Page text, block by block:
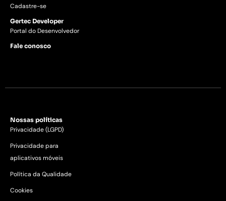
Cadastre-se
Gertec Developer
Portal do Desenvolvedor
Fale conosco
Nossas políticas
Privacidade (LGPD)
Privacidade para
aplicativos móveis
Política da Qualidade
Cookies